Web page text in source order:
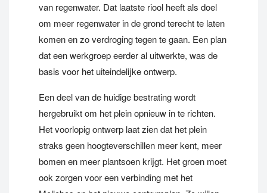
van regenwater. Dat laatste riool heeft als doel
om meer regenwater in de grond terecht te laten
komen en zo verdroging tegen te gaan. Een plan
dat een werkgroep eerder al uitwerkte, was de
basis voor het uiteindelijke ontwerp.
Een deel van de huidige bestrating wordt
hergebruikt om het plein opnieuw in te richten.
Het voorlopig ontwerp laat zien dat het plein
straks geen hoogteverschillen meer kent, meer
bomen en meer plantsoen krijgt. Het groen moet
ook zorgen voor een verbinding met het